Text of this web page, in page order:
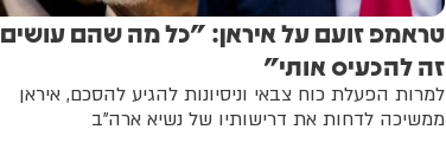
טראמפ זועם על איראן: "כל מה שהם עושים
זה להכעיס אותי"
למרות הפעלת כוח צבאי וניסיונות להגיע להסכם, איראן
ממשיכה לדחות את דרישותיו של נשיא ארה"ב